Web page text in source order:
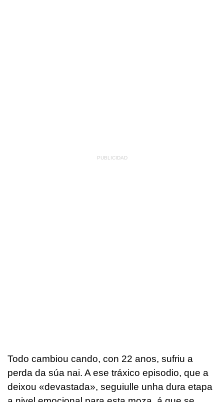
Todo cambiou cando, con 22 anos, sufriu a
perda da súa nai. A ese tráxico episodio, que a
deixou «devastada», seguiulle unha dura etapa